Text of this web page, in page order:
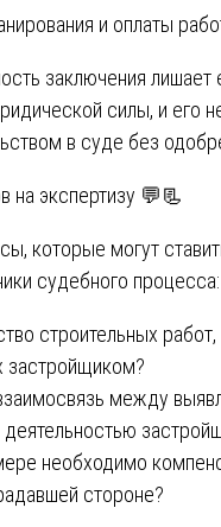
и оплаты
заключения лишает
силы, и его
в суде без
на экспертизу 💬📃
которые могут
судебного процесса:
строительных работ,
застройщиком?
между
необходимо
стороне?